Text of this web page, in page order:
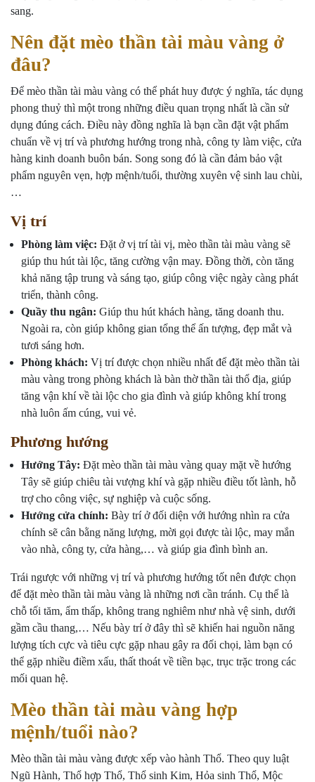
sang.
Nên đặt mèo thần tài màu vàng ở
đâu?
Để mèo thần tài màu vàng có thể phát huy được ý nghĩa, tác dụng
phong thuỷ thì một trong những điều quan trọng nhất là cần sử
dụng đúng cách. Điều này đồng nghĩa là bạn cần đặt vật phẩm
chuẩn về vị trí và phương hướng trong nhà, công ty làm việc, cửa
hàng kinh doanh buôn bán. Song song đó là cần đảm bảo vật
phẩm nguyên vẹn, hợp mệnh/tuổi, thường xuyên vệ sinh lau chùi,
…
Vị trí
Phòng làm việc: Đặt ở vị trí tài vị, mèo thần tài màu vàng sẽ
giúp thu hút tài lộc, tăng cường vận may. Đồng thời, còn tăng
khả năng tập trung và sáng tạo, giúp công việc ngày càng phát
triển, thành công.
Quầy thu ngân: Giúp thu hút khách hàng, tăng doanh thu.
Ngoài ra, còn giúp không gian tổng thể ấn tượng, đẹp mắt và
tươi sáng hơn.
Phòng khách: Vị trí được chọn nhiều nhất để đặt mèo thần tài
màu vàng trong phòng khách là bàn thờ thần tài thổ địa, giúp
tăng vận khí về tài lộc cho gia đình và giúp không khí trong
nhà luôn ấm cúng, vui vẻ.
Phương hướng
Hướng Tây: Đặt mèo thần tài màu vàng quay mặt về hướng
Tây sẽ giúp chiêu tài vượng khí và gặp nhiều điều tốt lành, hỗ
trợ cho công việc, sự nghiệp và cuộc sống.
Hướng cửa chính: Bày trí ở đối diện với hướng nhìn ra cửa
chính sẽ cân bằng năng lượng, mời gọi được tài lộc, may mắn
vào nhà, công ty, cửa hàng,… và giúp gia đình bình an.
Trái ngược với những vị trí và phương hướng tốt nên được chọn
để đặt mèo thần tài màu vàng là những nơi cần tránh. Cụ thể là
chỗ tối tăm, ẩm thấp, không trang nghiêm như nhà vệ sinh, dưới
gầm cầu thang,… Nếu bày trí ở đây thì sẽ khiến hai nguồn năng
lượng tích cực và tiêu cực gặp nhau gây ra đối chọi, làm bạn có
thể gặp nhiều điềm xấu, thất thoát về tiền bạc, trục trặc trong các
mối quan hệ.
Mèo thần tài màu vàng hợp
mệnh/tuổi nào?
Mèo thần tài màu vàng được xếp vào hành Thổ. Theo quy luật
Ngũ Hành, Thổ hợp Thổ, Thổ sinh Kim, Hỏa sinh Thổ, Mộc